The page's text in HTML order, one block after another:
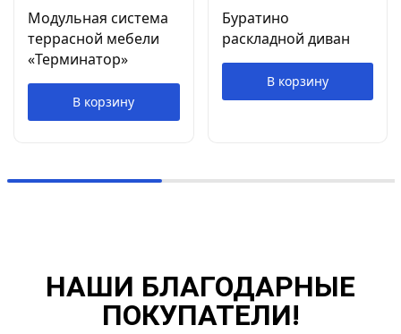
Модульная система
террасной мебели
«Терминатор»
В корзину
Буратино
раскладной диван
В корзину
НАШИ БЛАГОДАРНЫЕ
ПОКУПАТЕЛИ!